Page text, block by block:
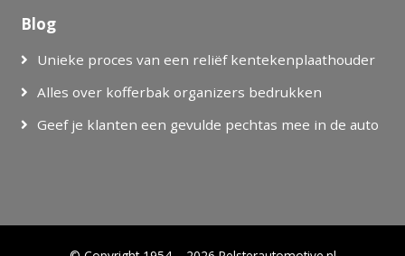
Blog
Unieke proces van een reliëf kentekenplaathouder
Alles over kofferbak organizers bedrukken
Geef je klanten een gevulde pechtas mee in de auto